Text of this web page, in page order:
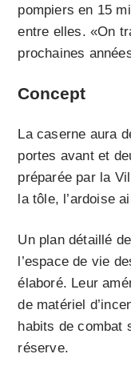
pompiers en 15
entre elles. «On
prochaines
Concept
La caserne aura
portes avant et
préparée par la
la tôle, l’ardoise
Un plan détaillé
l’espace de vie
élaboré. Leur
de matériel
habits de combat
réserve.